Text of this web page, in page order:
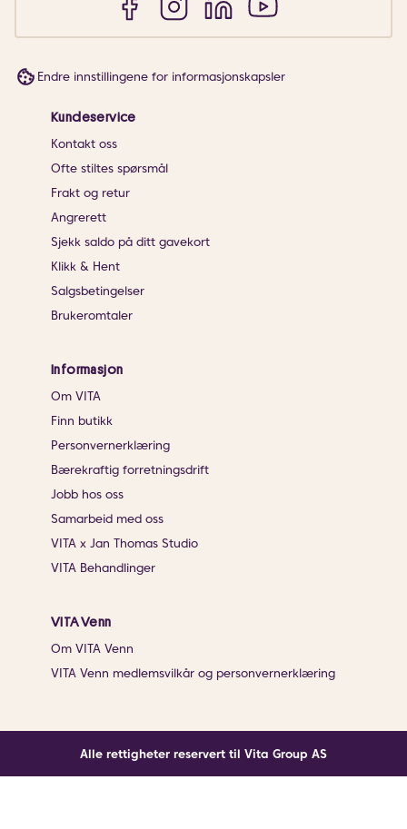
Endre innstillingene for informasjonskapsler
Kundeservice
Kontakt oss
Ofte stiltes spørsmål
Frakt og retur
Angrerett
Sjekk saldo på ditt gavekort
Klikk & Hent
Salgsbetingelser
Brukeromtaler
Informasjon
Om VITA
Finn butikk
Personvernerklæring
Bærekraftig forretningsdrift
Jobb hos oss
Samarbeid med oss
VITA x Jan Thomas Studio
VITA Behandlinger
VITA Venn
Om VITA Venn
VITA Venn medlemsvilkår og personvernerklæring
Alle rettigheter reservert til Vita Group AS